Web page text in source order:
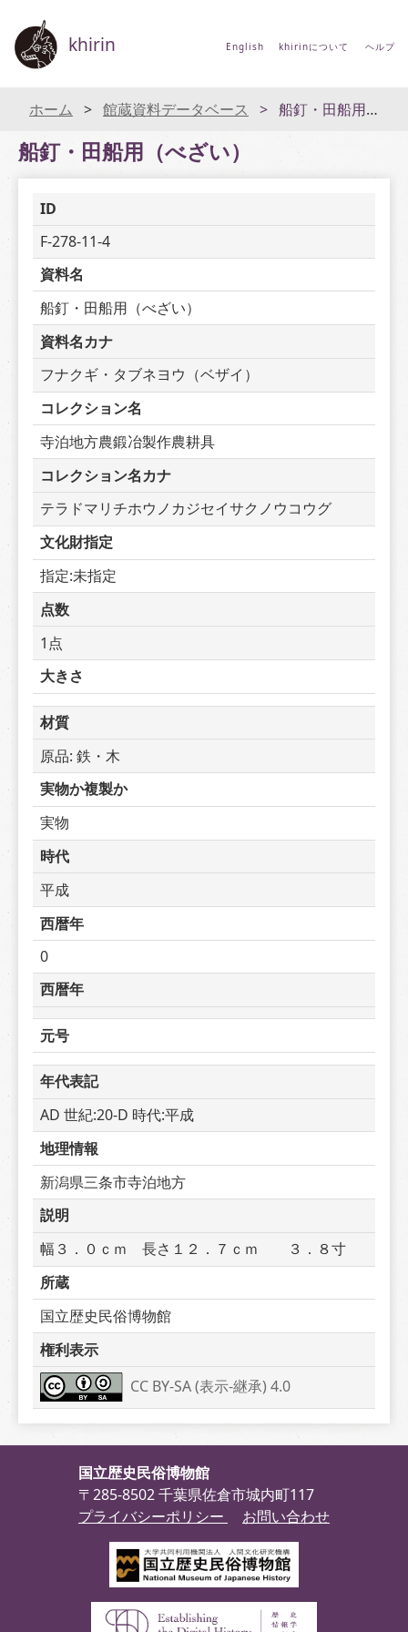
khirin English khirinについて ヘルプ
ホーム 館蔵資料データベース 船釘・田船用（べざい）
船釘・田船用（べざい）
ID
F-278-11-4
資料名
船釘・田船用（べざい）
資料名カナ
フナクギ・タブネヨウ（ベザイ）
コレクション名
寺泊地方農鍛冶製作農耕具
コレクション名カナ
テラドマリチホウノカジセイサクノウコウグ
文化財指定
指定:未指定
点数
1点
大きさ
材質
原品: 鉄・木
実物か複製か
実物
時代
平成
西暦年
0
西暦年
元号
年代表記
AD 世紀:20-D 時代:平成
地理情報
新潟県三条市寺泊地方
説明
幅３．０ｃｍ　長さ１２．７ｃｍ　　３．８寸
所蔵
国立歴史民俗博物館
権利表示
CC BY-SA (表示-継承) 4.0
国立歴史民俗博物館
〒285-8502 千葉県佐倉市城内町117
プライバシーポリシー
お問い合わせ